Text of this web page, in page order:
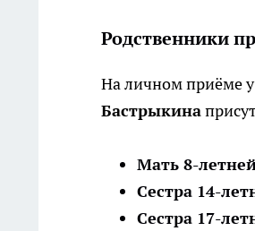
Родственники
На личном приёме у
Бастрыкина
Мать 8-
Сестра 14-
Сестра 17-